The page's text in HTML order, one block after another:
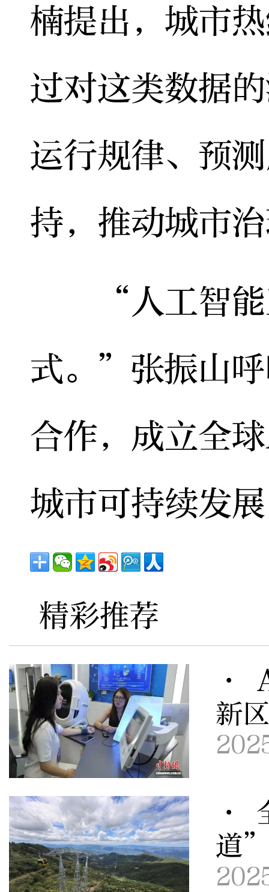
楠提出，城市
过对这类数据
运行规律、预
持，推动城市
“人工智能
式。”张振山
合作，成立全
城市可持续发
精彩推荐
·
新
·
道”